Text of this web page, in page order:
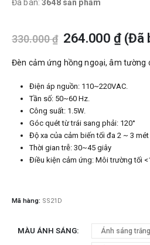
Đã bán:3648 sản phẩm
330.000₫ 264.000 ₫(Đã
Đèn cảm ứng hồng ngoại, âm tường
Điện áp nguồn: 110~220VAC.
Tần số: 50~60 Hz.
Công suất: 1.5W.
Góc quét từ trái sang phải: 120°
Độ xa của cảm biến tối đa 2 ~ 3 mét
Thời gian trễ: 30~45 giây
Điều kiện cảm ứng: Môi trường tối
Mã hàng: SS21D
MÀU ÁNH SÁNG Ánh sáng